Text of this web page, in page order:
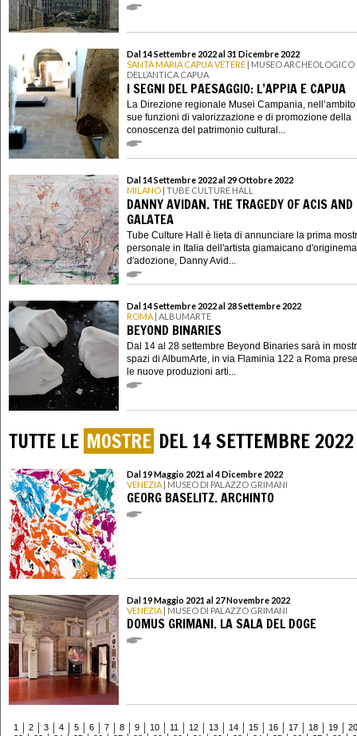
Dal 14 Settembre 2022 al 31 Dicembre 2022
SANTA MARIA CAPUA VETERE | MUSEO ARCHEOLOGICO
DELL’ANTICA CAPUA
I SEGNI DEL PAESAGGIO: L’APPIA E CAPUA
La Direzione regionale Musei Campania,
sue funzioni di valorizzazione e di promozione della
conoscenza del patrimonio cultural...
Dal 14 Settembre 2022 al 29 Ottobre 2022
MILANO | TUBE CULTURE HALL
DANNY AVIDAN. THE TRAGEDY OF ACIS AND
GALATEA
Tube Culture Hall è lieta di annunciare la prima
personale in Italia dell'artista giamaicano
d'adozione, Danny Avid...
Dal 14 Settembre 2022 al 28 Settembre 2022
ROMA | ALBUMARTE
BEYOND BINARIES
Dal 14 al 28 settembre Beyond Binaries sarà in
spazi di AlbumArte, in via Flaminia 122 a Roma
le nuove produzioni arti...
TUTTE LE MOSTRE DEL 14 SETTEMBRE 2022
Dal 19 Maggio 2021 al 4 Dicembre 2022
VENEZIA | MUSEO DI PALAZZO GRIMANI
GEORG BASELITZ. ARCHINTO
Dal 19 Maggio 2021 al 27 Novembre 2022
VENEZIA | MUSEO DI PALAZZO GRIMANI
DOMUS GRIMANI. LA SALA DEL DOGE
1 2 3 4 5 6 7 8 9 10 11 12 13 14 15 16 17 18 19
20